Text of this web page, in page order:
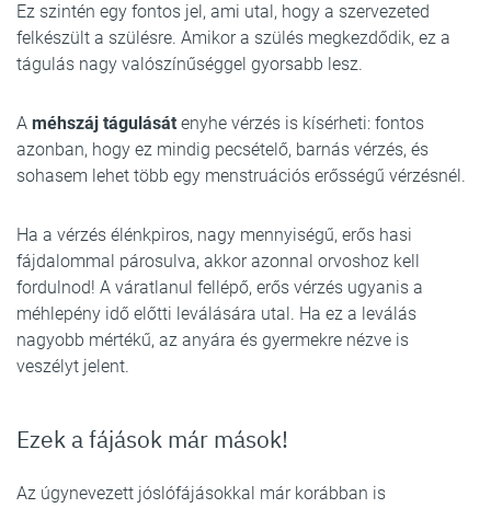
Ez szintén egy fontos jel, ami utal, hogy a szervezeted
felkészült a szülésre. Amikor a szülés megkezdődik, ez a
tágulás nagy valószínűséggel gyorsabb lesz.
A méhszáj tágulását enyhe vérzés is kísérheti: fontos
azonban, hogy ez mindig pecsételő, barnás vérzés, és
sohasem lehet több egy menstruációs erősségű vérzésnél.
Ha a vérzés élénkpiros, nagy mennyiségű, erős hasi
fájdalommal párosulva, akkor azonnal orvoshoz kell
fordulnod! A váratlanul fellépő, erős vérzés ugyanis a
méhlepény idő előtti leválására utal. Ha ez a leválás
nagyobb mértékű, az anyára és gyermekre nézve is
veszélyt jelent.
Ezek a fájások már mások!
Az úgynevezett jóslófájásokkal már korábban is